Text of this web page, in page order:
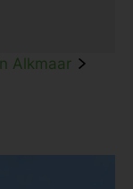
Alkmaar